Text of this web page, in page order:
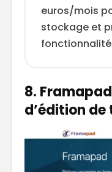
euros/mois
stockage et
8.
d’édition